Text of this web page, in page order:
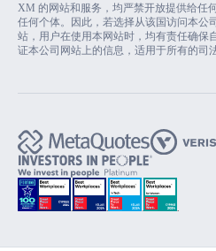
XM 的网站和服务，均严禁开放提供给任
任何个体。因此，若选择从该国访问本公
站，用户在使用本网站时，均有责任确保
证本公司网站上的信息，适用于所有的司